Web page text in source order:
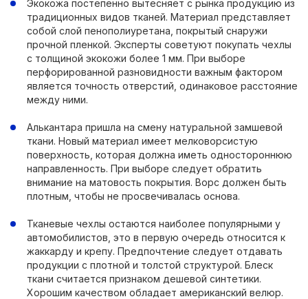
Экокожа постепенно вытесняет с рынка продукцию из
традиционных видов тканей. Материал представляет
собой слой пенополиуретана, покрытый снаружи
прочной пленкой. Эксперты советуют покупать чехлы
с толщиной экокожи более 1 мм. При выборе
перфорированной разновидности важным фактором
является точность отверстий, одинаковое расстояние
между ними.
Алькантара пришла на смену натуральной замшевой
ткани. Новый материал имеет мелковорсистую
поверхность, которая должна иметь одностороннюю
направленность. При выборе следует обратить
внимание на матовость покрытия. Ворс должен быть
плотным, чтобы не просвечивалась основа.
Тканевые чехлы остаются наиболее популярными у
автомобилистов, это в первую очередь относится к
жаккарду и крепу. Предпочтение следует отдавать
продукции с плотной и толстой структурой. Блеск
ткани считается признаком дешевой синтетики.
Хорошим качеством обладает американский велюр.